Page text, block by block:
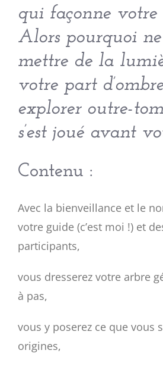
qui façonne votre
Alors pourquoi
mettre de la
votre part
explorer outre-
s’est joué avant
Contenu :
Avec la bienveillance et le
votre guide (c’est moi !) et
participants,
vous dresserez votre arbre
à pas,
vous y poserez ce que vous
origines,